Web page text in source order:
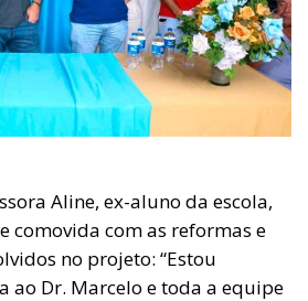
Aline, ex-aluno da escola,
comovida com as reformas e
no projeto: “Estou
ao Dr. Marcelo e toda a equipe